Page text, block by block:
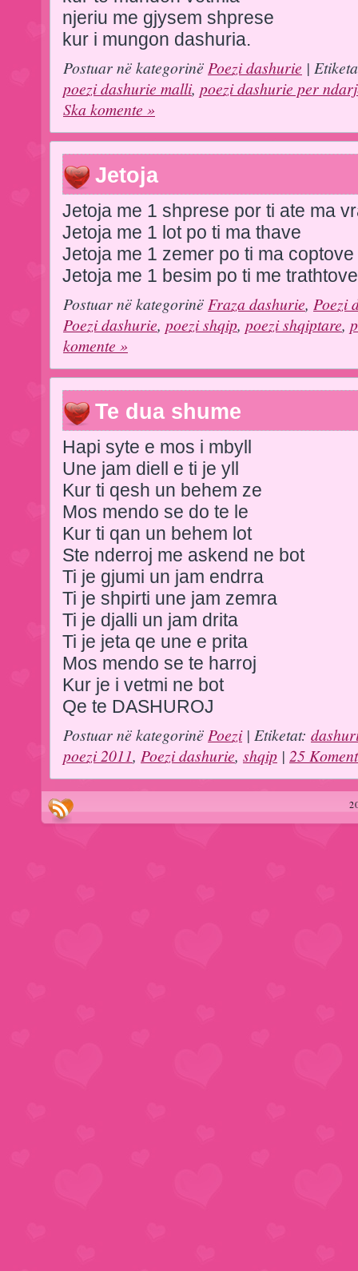
njeriu me gjysem shprese
kur i mungon dashuria.
Postuar në kategorinëPoezi dashurie |
poezi dashurie malli, poezi dashurie per
Ska komente »
Jetoja
Jetoja me 1 shprese por ti ate ma
Jetoja me 1 lot po ti ma thave
Jetoja me 1 zemer po ti ma coptove
Jetoja me 1 besim po ti me
Postuar në kategorinëFraza dashurie, Poezi
Poezi dashurie, poezi shqip, poezi shqiptare,
komente »
Te dua shume
Hapi syte e mos i mbyll
Une jam diell e ti je yll
Kur ti qesh un behem ze
Mos mendo se do te le
Kur ti qan un behem lot
Ste nderroj me askend ne bot
Ti je gjumi un jam endrra
Ti je shpirti une jam zemra
Ti je djalli un jam drita
Ti je jeta qe une e prita
Mos mendo se te harroj
Kur je i vetmi ne bot
Qe te DASHUROJ
Postuar në kategorinëPoezi| Etiketat:
poezi 2011, Poezi dashurie, shqip | 25